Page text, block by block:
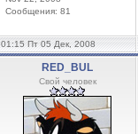
Сообщения: 81
01:15 Пт 05 Дек, 2008
RED_BUL
Свой человек